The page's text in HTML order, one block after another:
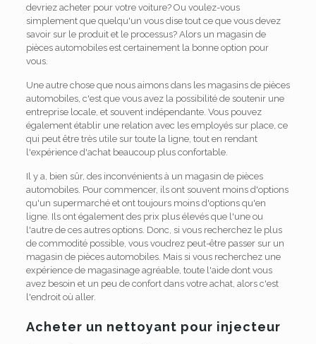
devriez acheter pour votre voiture? Ou voulez-vous
simplement que quelqu'un vous dise tout ce que vous devez
savoir sur le produit et le processus? Alors un magasin de
pièces automobiles est certainement la bonne option pour
vous.
Une autre chose que nous aimons dans les magasins de pièces
automobiles, c'est que vous avez la possibilité de soutenir une
entreprise locale, et souvent indépendante. Vous pouvez
également établir une relation avec les employés sur place, ce
qui peut être très utile sur toute la ligne, tout en rendant
l'expérience d'achat beaucoup plus confortable.
Il y a, bien sûr, des inconvénients à un magasin de pièces
automobiles. Pour commencer, ils ont souvent moins d'options
qu'un supermarché et ont toujours moins d'options qu'en
ligne. Ils ont également des prix plus élevés que l'une ou
l'autre de ces autres options. Donc, si vous recherchez le plus
de commodité possible, vous voudrez peut-être passer sur un
magasin de pièces automobiles. Mais si vous recherchez une
expérience de magasinage agréable, toute l'aide dont vous
avez besoin et un peu de confort dans votre achat, alors c'est
l'endroit où aller.
Acheter un nettoyant pour injecteur